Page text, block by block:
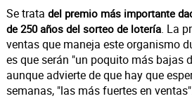
Se trata del premio más importante
de 250 años del sorteo de lotería. La
ventas que maneja este organismo
es que serán "un poquito más bajas
aunque advierte de que hay que
semanas, "las más fuertes en